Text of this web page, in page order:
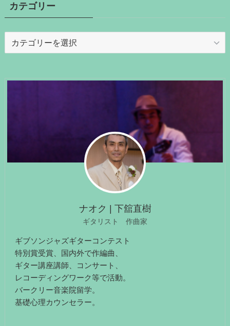
カテゴリー
ナオク | 下舘直樹
ギタリスト 作曲家
ギブソンジャズギターコンテスト
特別賞受賞、国内外で作編曲、
ギター講座講師、コンサート、
レコーディングワーク等で活動。
バークリー音楽院留学。
基礎心理カウンセラー。